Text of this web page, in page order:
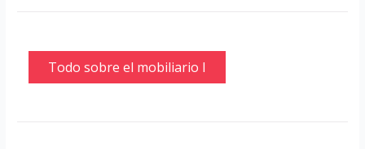
Todo sobre el mobiliario I